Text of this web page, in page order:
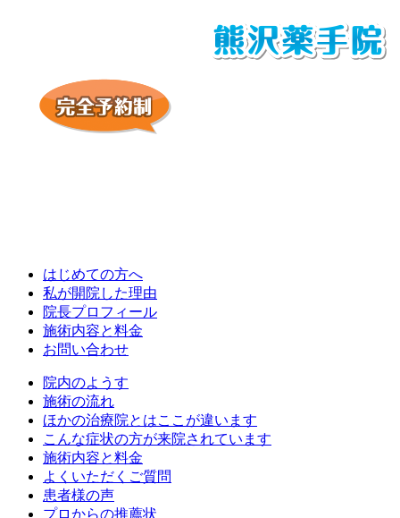
はじめての方へ
私が開院した理由
院長プロフィール
施術内容と料金
お問い合わせ
院内のようす
施術の流れ
ほかの治療院とはここが違います
こんな症状の方が来院されています
施術内容と料金
よくいただくご質問
患者様の声
プロからの推薦状